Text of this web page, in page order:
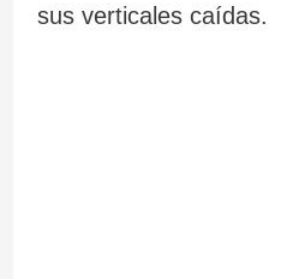
sus verticales caídas.